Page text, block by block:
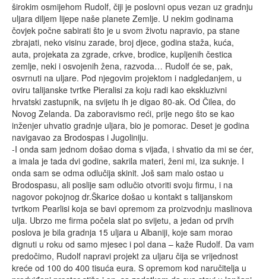
širokim osmijehom Rudolf, čiji je poslovni opus vezan uz gradnju
uljara diljem lijepe naše planete Zemlje. U nekim godinama
čovjek počne sabirati što je u svom životu napravio, pa stane
zbrajati, neko visinu zarade, broj djece, godina staža, kuća,
auta, projekata za zgrade, crkve, brodice, kupljenih čestica
zemlje, neki i osvojenih žena, razvoda… Rudolf će se, pak,
osvrnuti na uljare. Pod njegovim projektom i nadgledanjem, u
oviru talijanske tvrtke Pieralisi za koju radi kao ekskluzivni
hrvatski zastupnik, na svijetu ih je digao 80-ak. Od Čilea, do
Novog Zelanda. Da zaboravismo reći, prije nego što se kao
inženjer uhvatio gradnje uljara, bio je pomorac. Deset je godina
navigavao za Brodospas i Jugoliniju.
-I onda sam jednom došao doma s vijađa, i shvatio da mi se ćer,
a imala je tada dvi godine, sakrila materi, ženi mi, iza suknje. I
onda sam se odma odlučija skinit. Još sam malo ostao u
Brodospasu, ali poslije sam odlučio otvoriti svoju firmu, i na
nagovor pokojnog dr.Škarice došao u kontakt s talijanskom
tvrtkom Pearlisi koja se bavi opremom za proizvodnju maslinova
ulja. Ubrzo me firma počela slat po svijetu, a jedan od prvih
poslova je bila gradnja 15 uljara u Albaniji, koje sam morao
dignuti u roku od samo mjesec i pol dana – kaže Rudolf. Da vam
predočimo, Rudolf napravi projekt za uljaru čija se vrijednost
kreće od 100 do 400 tisuća eura. S opremom kod naručitelja u